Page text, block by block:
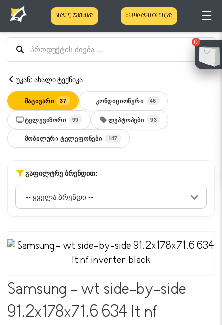
0
ახალი ტექნიკა მეორადი ტექნიკა ☰
უკან: ახალი ტექნიკა
ᲛᲐᲪᲘᲕᲐᲠᲘ 37 ᲙᲝᲜᲓᲘᲪᲘᲝᲜᲔᲠᲘ 46
ᲢᲔᲚᲔᲕᲘᲖᲝᲠᲘ 99 ᲚᲔᲞᲢᲝᲞᲔᲑᲘ 93
ᲛᲝᲑᲘᲚᲣᲠᲘ ᲢᲔᲚᲔᲤᲝᲜᲔᲑᲘ 147
ᲒᲐᲤᲘᲚᲢᲠᲔ ᲑᲠᲔᲜᲓᲘᲗ:
Samsung - wt side-by-side
91.2x178x71.6 634 lt nf